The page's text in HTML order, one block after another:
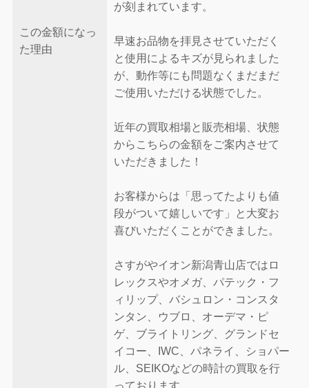
この金額になっ
た理由
が刻まれています。
早速お品物を拝見させていただく
と使用によるキズが見られました
が、動作等にも問題なくまだまだ
ご使用いただける状態でした。
近年の買取相場と販売相場、状態
からこちらの金額をご案内させて
いただきました！
お客様からは「思ってたよりも値
段がついて嬉しいです」と大変お
喜びいただくことができました。
さすがやイオン新潟青山店ではロ
レックスやオメガ、パテック・フ
ィリップ、バシュロン・コンスタ
ンタン、ウブロ、オーデマ・ピ
ゲ、ブライトリング、グランドセ
イコー、IWC、パネライ、ショパー
ル、SEIKOなどの時計の買取を行